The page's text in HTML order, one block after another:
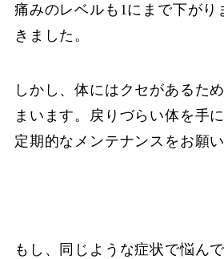
痛みのレベルも1にまで下がり
きました。
しかし、体にはクセがあるた
まいます。戻りづらい体を手
定期的なメンテナンスをお願
もし、同じような症状で悩ん